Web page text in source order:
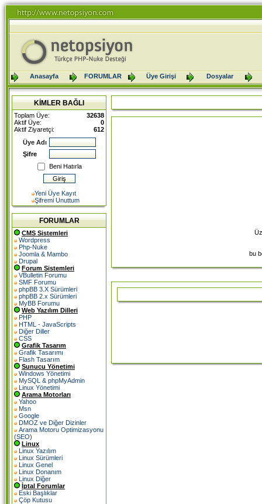
Anasayfa FORUMLAR Üye Girişi Dosyalar
KİMLER BAĞLI
Toplam Üye:
32638
Aktif Üye:
0
Aktif Ziyaretçi:
612
Üye Adı
Şifre
Beni Hatırla
Yeni Üye Kayıt
Şifremi Unuttum
FORUMLAR
CMS Sistemleri
Wordpress
Php-Nuke
Joomla & Mambo
Drupal
Forum Sistemleri
VBulletin Forumu
SMF Forumu
phpBB 3.X Sürümleri
phpBB 2.x Sürümleri
MyBB Forumu
Web Yazılım Dilleri
PHP
HTML - JavaScripts
Diğer Diller
CSS
Grafik Tasarım
Grafik Tasarımı
Flash Tasarım
Sunucu Yönetimi
Windows Yönetimi
MySQL & phpMyAdmin
Linux Yönetimi
Arama Motorları
Yahoo
Msn
Google
DMOZ ve Diğer Dizinler
Arama Motoru Optimizasyonu
(SEO)
Linux
Linux Yazılım
Linux Sürümleri
Linux Genel
Linux Donanım
Linux Diğer
İptal Forumlar
Eski Başlıklar
Çöp Kutusu
bu